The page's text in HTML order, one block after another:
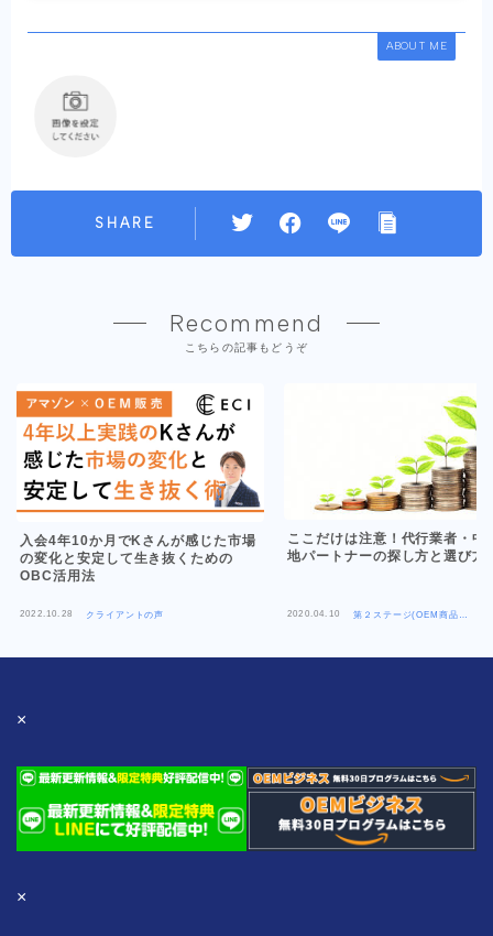
ABOUT ME
SHARE
Recommend
こちらの記事もどうぞ
入会4年10か月でKさんが感じた市場
の変化と安定して生き抜くための
OBC活用法
2022.10.28 クライアントの声
ここだけは注意！代行業者・中
地パートナーの探し方と選び方
2020.04.10
第２ステージ(OEM商品
×
×